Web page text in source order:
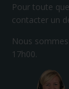
Pour toute
contacter un
Nous
17h00.